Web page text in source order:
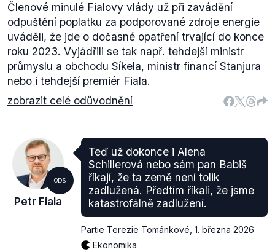
Členové minulé Fialovy vlády už při zavádění
odpuštění poplatku za podporované zdroje energie
uváděli, že jde o dočasné opatření trvající do konce
roku 2023. Vyjádřili se tak např. tehdejší ministr
průmyslu a obchodu Síkela, ministr financí Stanjura
nebo i tehdejší premiér Fiala.
zobrazit celé odůvodnění
ODS
Petr Fiala
Teď už dokonce i Alena
Schillerová nebo sám pan Babiš
říkají, že ta země není tolik
zadlužená. Předtím říkali, že jsme
katastrofálně zadlužení.
Partie Terezie Tománkové 1. března 2026
Ekonomika